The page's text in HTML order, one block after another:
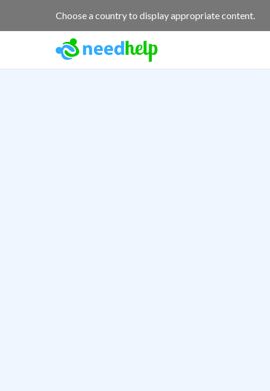
Choose a country to display appropriate content.